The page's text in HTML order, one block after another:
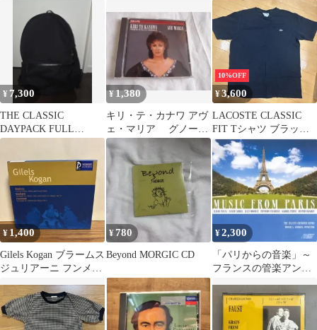
チェロ組曲（全曲）
【帯付・3CD】
¥ 7,300
THE CLASSIC
DAYPACK FULL
CORDURA BLACK
¥1,380
キリ・テ・カナワ アヴ
ェ・マリア グノー、
バッハ、モーツァル
ト 旧西独盤
10%OFF
¥3,600
LACOSTE CLASSIC
FIT Tシャツ ブラック
FR4
¥ 1,400
Gilels Kogan ブラームス
ジュリアーニ フンメル
¥780
Beyond MORGIC CD
¥2,300
「パリからの音楽」～
フランスの管楽アンサ